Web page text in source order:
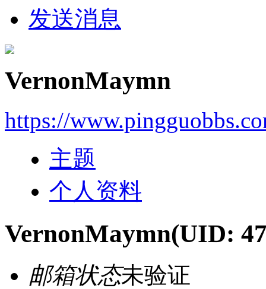
发送消息
VernonMaymn
https://
主题
个人资料
VernonMaymn(UID:
邮箱状态未验证